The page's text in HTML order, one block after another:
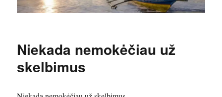
Niekada nemokėčiau už
skelbimus